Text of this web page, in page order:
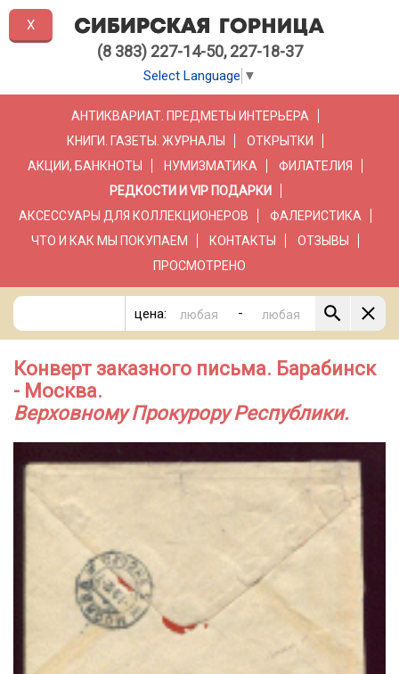
(8 383) 227-14-50, 227-18-37
Select Language ▼
АНТИКВАРИАТ. ПРЕДМЕТЫ ИНТЕРЬЕРА
КНИГИ. ГАЗЕТЫ. ЖУРНАЛЫ
ОТКРЫТКИ
АКЦИИ, БАНКНОТЫ
НУМИЗМАТИКА
ФИЛАТЕЛИЯ
РЕДКОСТИ И VIP ПОДАРКИ
АКСЕССУАРЫ ДЛЯ КОЛЛЕКЦИОНЕРОВ
ФАЛЕРИСТИКА
ЧТО И КАК МЫ ПОКУПАЕМ
КОНТАКТЫ
ОТЗЫВЫ
ПРОСМОТРЕНО
цена: -
Конверт заказного письма. Барабинск
- Москва.
Верховному Прокурору Республики.
X